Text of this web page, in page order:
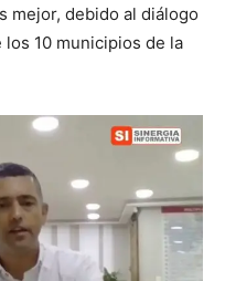
mejor, debido al diálogo
10 municipios de la